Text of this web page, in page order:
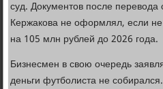
суд. Документов после перевода
Кержакова не оформлял, если
на 105 млн рублей до 2026 года.
Бизнесмен в свою очередь
деньги футболиста не